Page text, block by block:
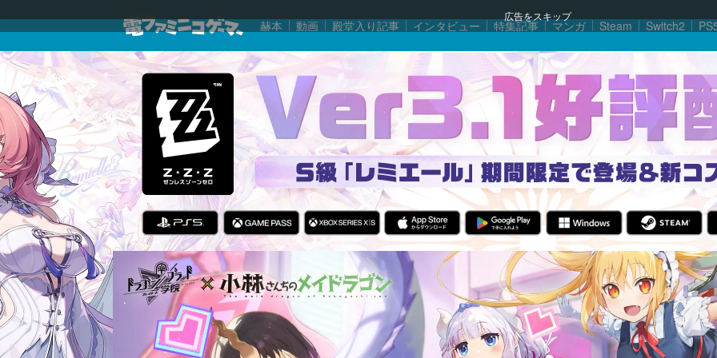
広告をスキップ
赫本 動画 殿堂入り記事 インタビュー 特集記事 マンガ Steam Switch2